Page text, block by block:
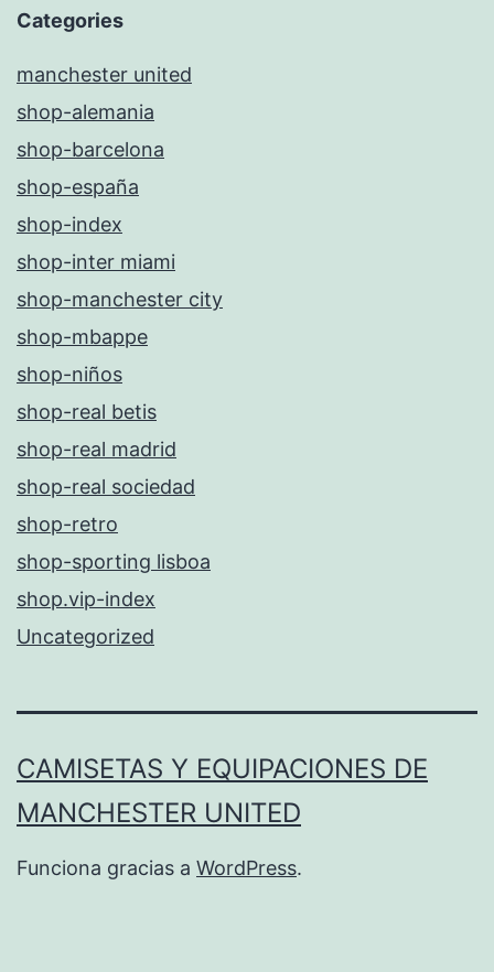
Categories
manchester united
shop-alemania
shop-barcelona
shop-españa
shop-index
shop-inter miami
shop-manchester city
shop-mbappe
shop-niños
shop-real betis
shop-real madrid
shop-real sociedad
shop-retro
shop-sporting lisboa
shop.vip-index
Uncategorized
CAMISETAS Y EQUIPACIONES DE
MANCHESTER UNITED
Funciona gracias a WordPress.